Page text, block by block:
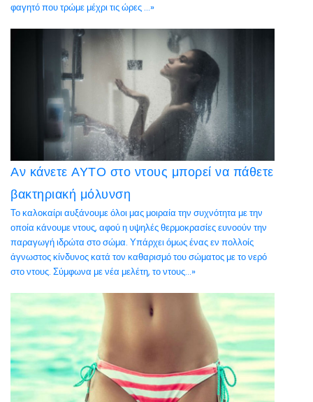
φαγητό που τρώμε μέχρι τις ώρες ...»
Αν κάνετε ΑΥΤΟ στο ντους μπορεί να πάθετε
βακτηριακή μόλυνση
Το καλοκαίρι αυξάνουμε όλοι μας μοιραία την συχνότητα με την
οποία κάνουμε ντους, αφού η υψηλές θερμοκρασίες ευνοούν την
παραγωγή ιδρώτα στο σώμα. Υπάρχει όμως ένας εν πολλοίς
άγνωστος κίνδυνος κατά τον καθαρισμό του σώματος με το νερό
στο ντους. Σύμφωνα με νέα μελέτη, το ντους...»